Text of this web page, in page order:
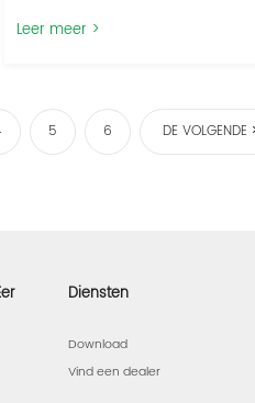
Leer meer >
5 6 DE VOLGENDE
Diensten
Download
Vind een dealer